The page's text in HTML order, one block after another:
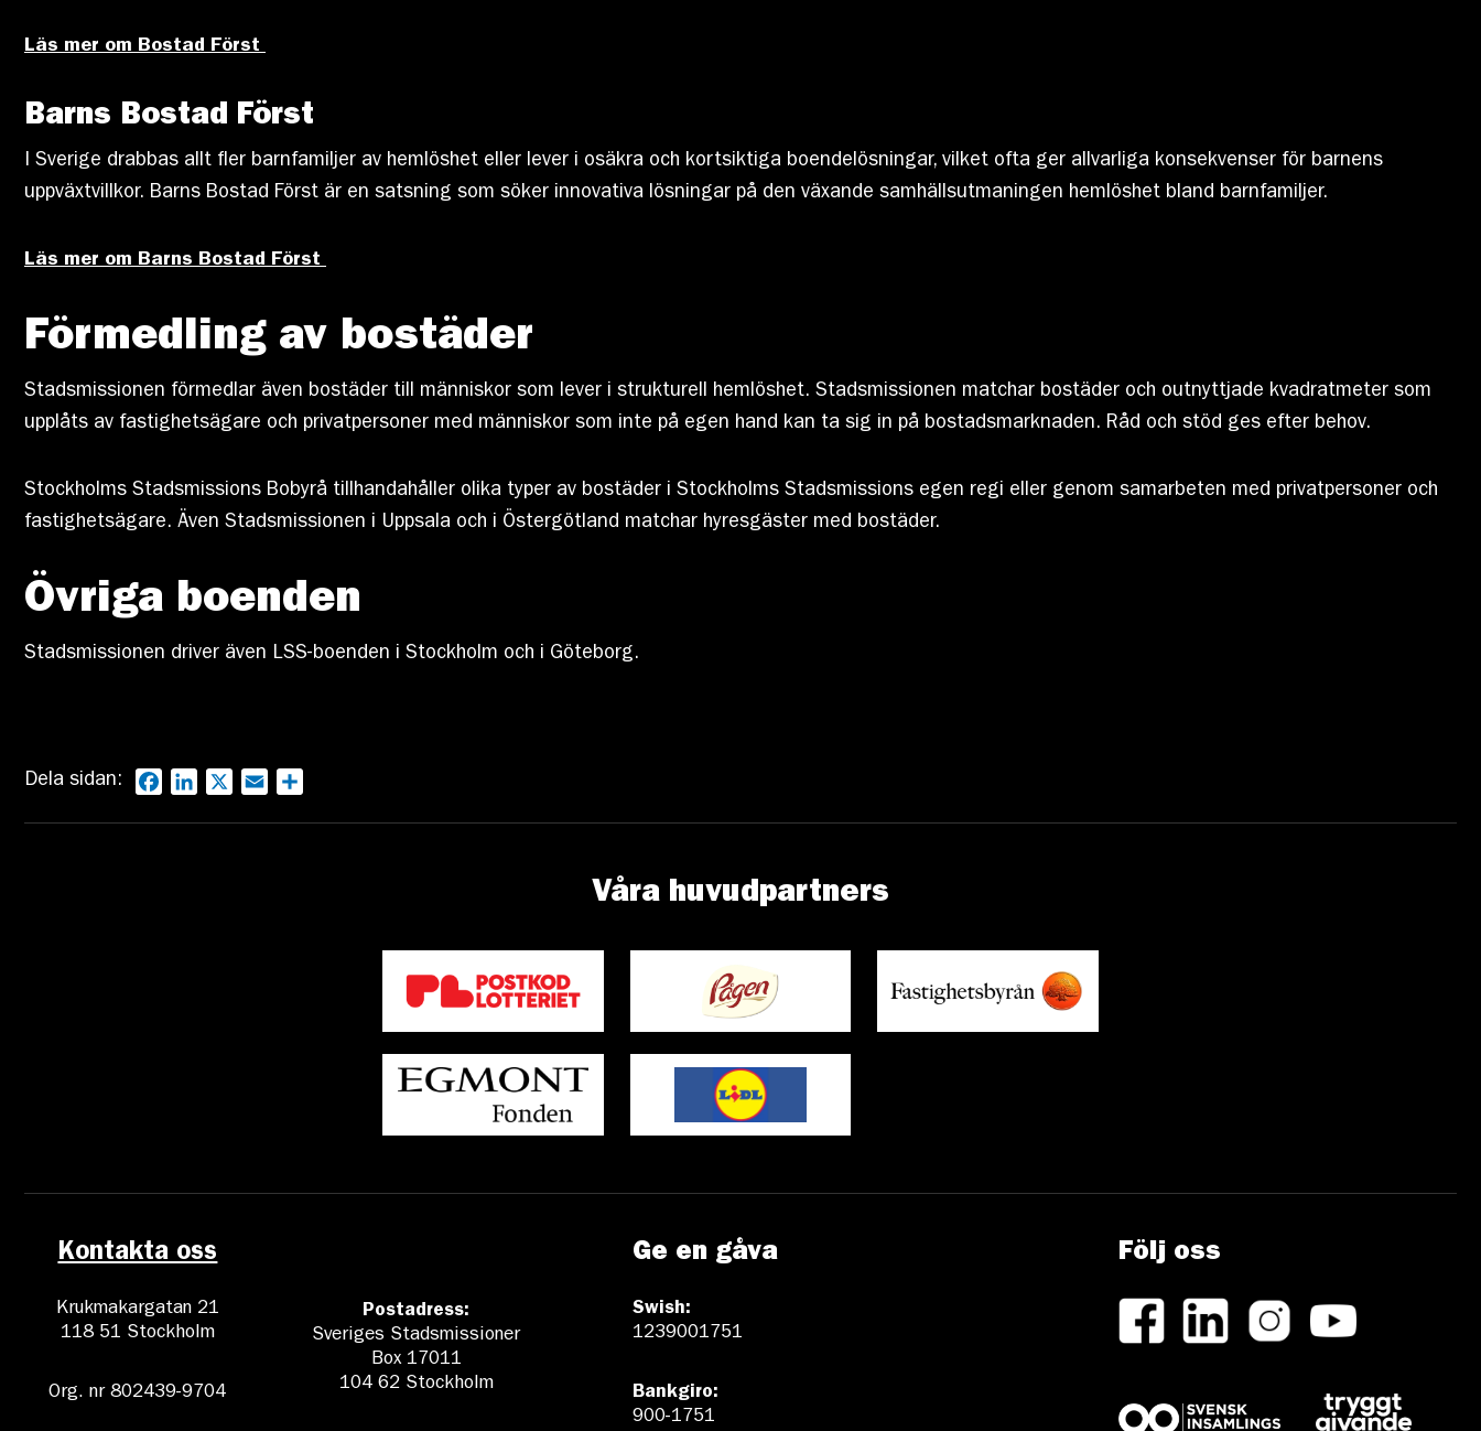
Läs mer om Bostad Först
Barns Bostad Först
I Sverige drabbas allt fler barnfamiljer av hemlöshet eller lever i osäkra och kortsiktiga boendelösningar, vilket ofta ger allvarliga konsekvenser för barnens
uppväxtvillkor. Barns Bostad Först är en satsning som söker innovativa lösningar på den växande samhällsutmaningen hemlöshet bland barnfamiljer.
Läs mer om Barns Bostad Först
Förmedling av bostäder
Stadsmissionen förmedlar även bostäder till människor som lever i strukturell hemlöshet. Stadsmissionen matchar bostäder och outnyttjade kvadratmeter som
upplåts av fastighetsägare och privatpersoner med människor som inte på egen hand kan ta sig in på bostadsmarknaden. Råd och stöd ges efter behov.
Stockholms Stadsmissions Bobyrå tillhandahåller olika typer av bostäder i Stockholms Stadsmissions egen regi eller genom samarbeten med privatpersoner och
fastighetsägare. Även Stadsmissionen i Uppsala och i Östergötland matchar hyresgäster med bostäder.
Övriga boenden
Stadsmissionen driver även LSS-boenden i Stockholm och i Göteborg.
Dela sidan: FacebookLinkedIn Email
Våra huvudpartners
Kontakta oss
Krukmakargatan 21
118 51 Stockholm
Org. nr 802439-9704
Postadress:
Sveriges Stadsmissioner
Box 17011
104 62 Stockholm
Ge en gåva
Swish:
1239001751
Bankgiro:
900-1751
Följ oss